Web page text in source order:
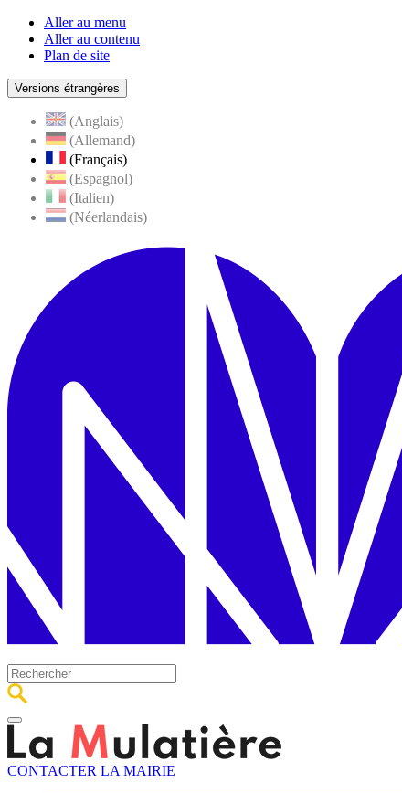
Aller au menu
Aller au contenu
Plan de site
Versions étrangères
(Anglais)
(Allemand)
(Français)
(Espagnol)
(Italien)
(Néerlandais)
CONTACTER LA MAIRIE